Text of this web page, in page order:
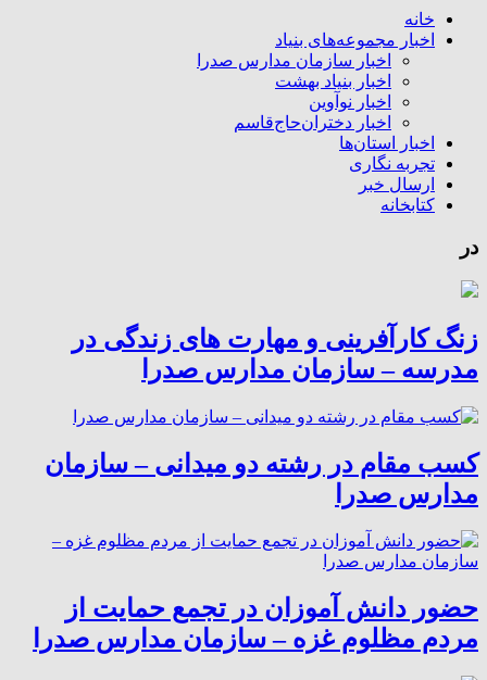
خانه
اخبار مجموعه‌های بنیاد
اخبار سازمان مدارس صدرا
اخبار بنیاد بهشت
اخبار نوآوین
اخبار دختران‌حاج‌قاسم
اخبار استان‌ها
تجربه نگاری
ارسال خبر
کتابخانه
در
زنگ کارآفرینی و مهارت های زندگی در
مدرسه – سازمان مدارس صدرا
کسب مقام در رشته دو میدانی – سازمان
مدارس صدرا
حضور دانش آموزان در تجمع حمایت از
مردم مظلوم غزه – سازمان مدارس صدرا